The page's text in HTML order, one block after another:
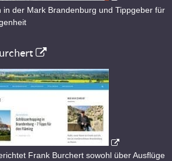
in der Mark Brandenburg und Tippgeber für
Frank Burchert sowohl über Ausflüge